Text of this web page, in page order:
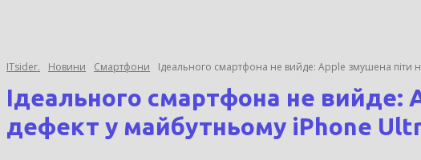
ITsider. Новини Смартфони Ідеального смартфона не вийде: Apple змушена піти
Ідеального смартфона не вийде:
дефект у майбутньому iPhone